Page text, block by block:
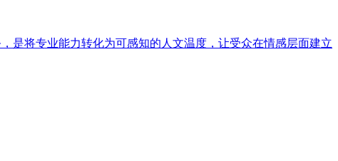
是将专业能力转化为可感知的人文温度，让受众在情感层面建立